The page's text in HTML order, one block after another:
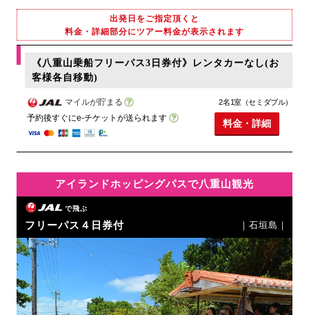
出発日をご指定頂くと
料金・詳細部分にツアー料金が表示されます
《八重山乗船フリーパス3日券付》レンタカーなし(お
客様各自移動)
マイルが貯まる
予約後すぐにe-チケットが送られます
2名1室（セミダブル）
料金・詳細
アイランドホッピングパスで八重山観光
で飛ぶ
フリーパス４日券付 ｜石垣島｜